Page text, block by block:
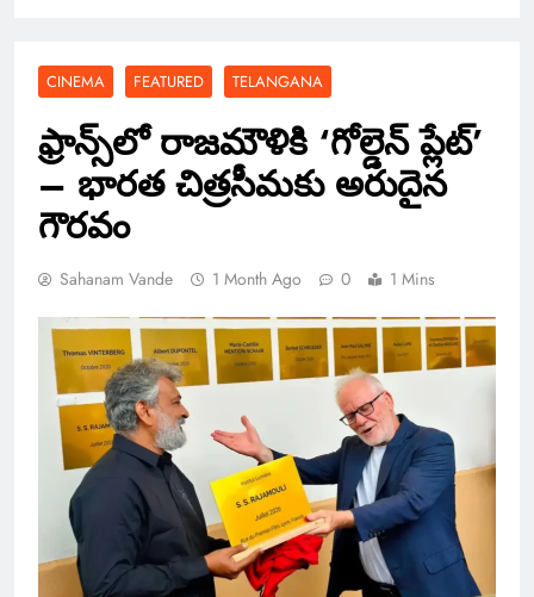
CINEMA FEATURED TELANGANA
ఫ్రాన్స్‌లో రాజమౌళికి ‘గోల్డెన్ ప్లేట్‌’
– భారత చిత్రసీమకు అరుదైన
గౌరవం
Sahanam Vande 1 Month Ago 0 1 Mins